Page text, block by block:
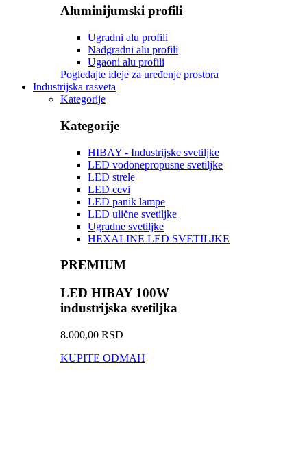
Aluminijumski profili
Ugradni alu profili
Nadgradni alu profili
Ugaoni alu profili
Pogledajte ideje za uređenje prostora
Industrijska rasveta
Kategorije
Kategorije
HIBAY - Industrijske svetiljke
LED vodonepropusne svetiljke
LED strele
LED cevi
LED panik lampe
LED ulične svetiljke
Ugradne svetiljke
HEXALINE LED SVETILJKE
PREMIUM
LED HIBAY 100W
industrijska svetiljka
8.000,00 RSD
KUPITE ODMAH